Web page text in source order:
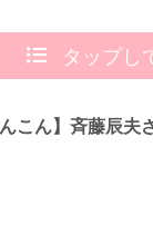
タップし
んこん】斉藤辰夫